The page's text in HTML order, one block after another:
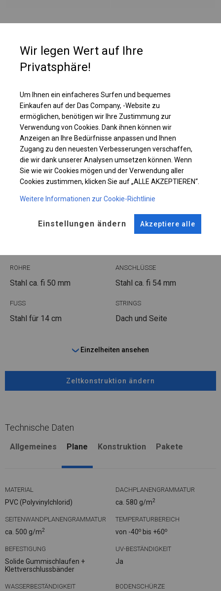
Zelte mit dieser Art von Wänden sind ab einer Seitenwandhöhe von 2,5 m
erhältlich. Im oberen Teil der Seitenwände sind runde Fenster mit einer
vollständig transparente Fenster. Dank dieser Lösung ist das Innere des
Zeltes beleuchtet, aber für Außenstehende unsichtbar.
Einzelheiten ansehen
Plane ändern
ROHRE
Stahl ca. fi 50 mm
ANSCHLÜSSE
Stahl ca. fi 54 mm
FUSS
Stahl für 14 cm
STRINGS
Dach und Seite
Einzelheiten ansehen
Zeltkonstruktion ändern
Technische Daten
Allgemeines Plane Konstruktion Pakete
MATERIAL
PVC (Polyvinylchlorid)
DACHPLANENGRAMMATUR
ca. 580 g/m2
SEITENWANDPLANENGRAMMATUR
ca. 500 g/m2
TEMPERATURBEREICH
von -40o bis +60o
BEFESTIGUNG
Solide Gummischlaufen +
Klettverschlussbänder
UV-BESTÄNDIGKEIT
Ja
WASSERBESTÄNDIGKEIT BODENSCHÜRZE
Wir legen Wert auf Ihre
Privatsphäre!
Um Ihnen ein einfacheres Surfen und bequemes
Einkaufen auf der Das Company, -Website zu
ermöglichen, benötigen wir Ihre Zustimmung zur
Verwendung von Cookies. Dank ihnen können wir
Anzeigen an Ihre Bedürfnisse anpassen und Ihnen
Zugang zu den neuesten Verbesserungen verschaffen,
die wir dank unserer Analysen umsetzen können. Wenn
Sie wie wir Cookies mögen und der Verwendung aller
Cookies zustimmen, klicken Sie auf „ALLE AKZEPTIEREN“.
Weitere Informationen zur Cookie-Richtlinie
Einstellungen ändern Akzeptiere alle